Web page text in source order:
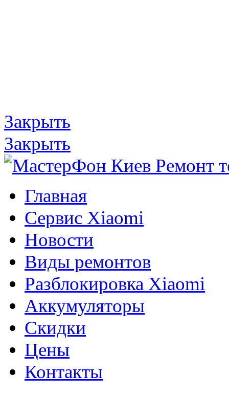
Закрыть
Закрыть
Главная
Сервис Xiaomi
Новости
Виды ремонтов
Разблокировка Xiaomi
Аккумуляторы
Скидки
Цены
Контакты